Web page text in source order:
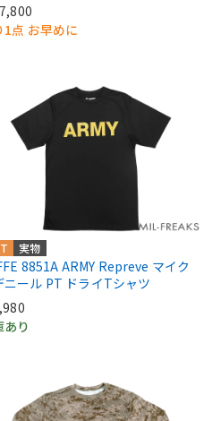
1点 お早めに
実物
8851A ARMY Repreve マイク
ニール PT ドライTシャツ
あり